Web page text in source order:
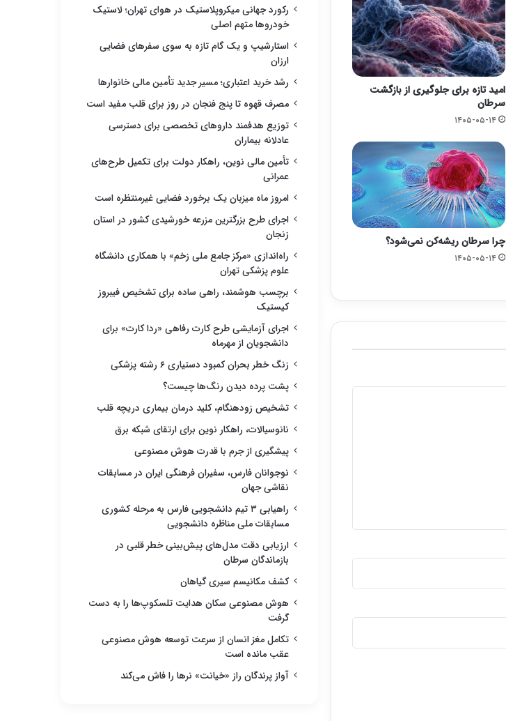
امید تازه برای جلوگیری از بازگشت
سرطان
۱۴۰۵-۰۵-۱۴
چرا سرطان ریشه‌کن نمی‌شود؟
۱۴۰۵-۰۵-۱۴
رکورد جهانی میکروپلاستیک در هوای تهران؛ لاستیک
خودروها متهم اصلی
استارشیپ و یک گام تازه به سوی سفرهای فضایی
ارزان
رشد خرید اعتباری؛ مسیر جدید تأمین مالی خانوارها
مصرف قهوه تا پنج فنجان در روز برای قلب مفید است
توزیع هدفمند داروهای تخصصی برای دسترسی
عادلانه بیماران
تأمین مالی نوین، راهکار دولت برای تکمیل طرح‌های
عمرانی
امروز ماه میزبان یک برخورد فضایی غیرمنتظره است
اجرای طرح بزرگترین مزرعه خورشیدی کشور در استان
زنجان
راه‌اندازی «مرکز جامع ملی زخم» با همکاری دانشگاه
علوم پزشکی تهران
برچسب هوشمند، راهی ساده برای تشخیص فیبروز
کیستیک
اجرای آزمایشی طرح کارت رفاهی «ردا کارت» برای
دانشجویان از مهرماه
زنگ خطر بحران کمبود دستیاری ۶ رشته پزشکی
پشت پرده دیدن رنگ‌ها چیست؟
تشخیص زودهنگام، کلید درمان بیماری دریچه قلب
نانوسیالات، راهکار نوین برای ارتقای شبکه برق
پیشگیری از جرم با قدرت هوش مصنوعی
نوجوانان فارس، سفیران فرهنگی ایران در مسابقات
نقاشی جهان
راهیابی ۳ تیم دانشجویی فارس به مرحله کشوری
مسابقات ملی مناظره دانشجویی
ارزیابی دقت مدل‌های پیش‌بینی خطر قلبی در
بازماندگان سرطان
کشف مکانیسم سیری گیاهان
هوش مصنوعی سکان هدایت تلسکوپ‌ها را به دست
گرفت
تکامل مغز انسان از سرعت توسعه هوش مصنوعی
عقب مانده است
آواز پرندگان راز «خیانت» نرها را فاش می‌کند